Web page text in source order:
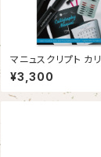
マニュスクリプト カ
スターターキット
¥3,300